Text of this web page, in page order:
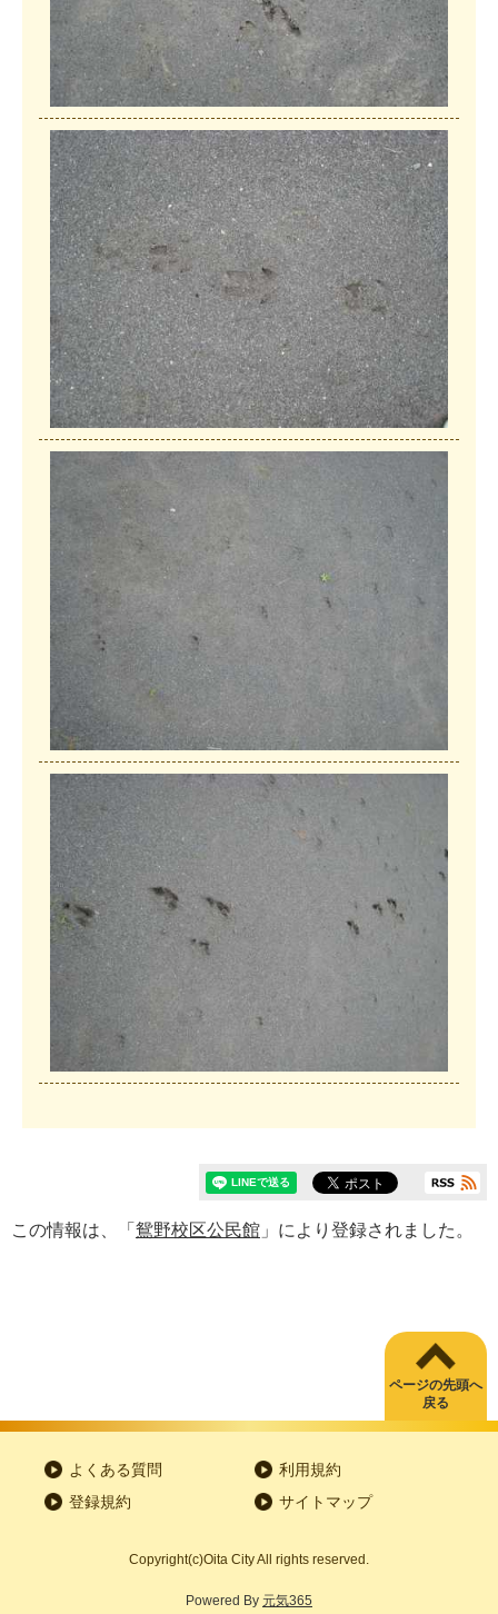
この情報は、「 鴛野校区公民館 」により登録されました。
ページの先頭へ
戻る
よくある質問
利用規約
登録規約
サイトマップ
Copyright(c)Oita City All rights reserved.
Powered By 元気365